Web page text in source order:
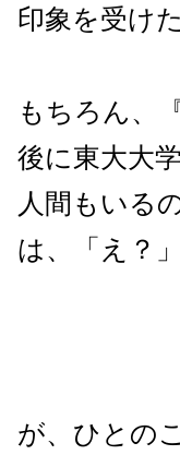
印象を受けた
もちろん、
後に東大大
人間もいる
は、「え？
が、ひとの